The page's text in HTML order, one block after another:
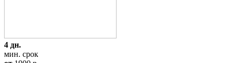
4 дн.
мин. срок